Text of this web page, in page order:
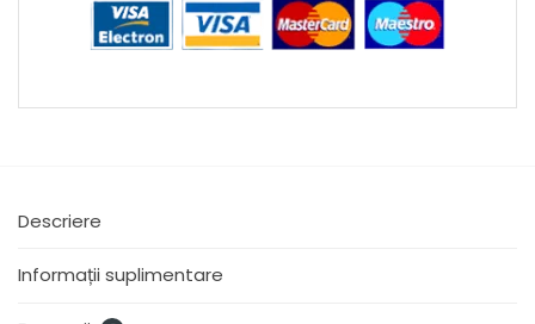
Descriere
Informații suplimentare